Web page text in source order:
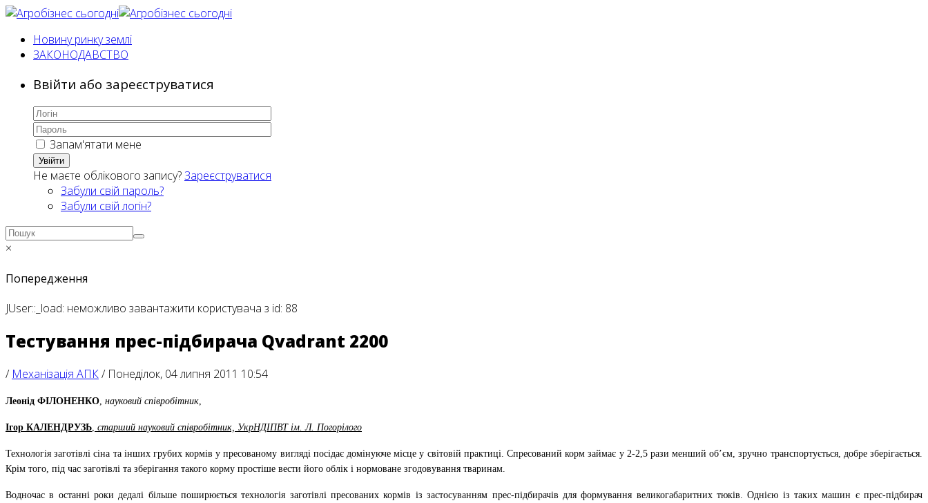
Новину ринку землі
ЗАКОНОДАВСТВО
Ввійти або зареєструватися
Запам'ятати мене
Увійти
Не маєте облікового запису?Зареєструватися
Забули свій пароль?
Забули свій логін?
×
Попередження
JUser::_load: неможливо завантажити користувача з id: 88
Тестування прес-підбирача Qvadrant 2200
/ Механізація АПК/Понеділок, 04 липня 2011 10:54
Леонід ФІЛОНЕНКО науковий співробітник
Ігор КАЛЕНДРУЗЬ старший науковий співробітник, УкрНДІПВТ ім. Л. Погорілого
Технологія заготівлі сіна та інших грубих кормів у пресованому вигляді посідає домінуюче місце у світовій практиці. Спресований корм займає у 2-2,5 рази менший об’єм, зручно транспортується, добре зберігається.
Крім того, під час заготівлі та зберігання такого корму простіше вести його облік і нормоване згодовування тваринам.
Водночас в останні роки дедалі більше поширюється технологія заготівлі пресованих кормів із застосуванням прес-підбирачів для формування великогабаритних тюків. Однією із таких машин є прес-підбирач